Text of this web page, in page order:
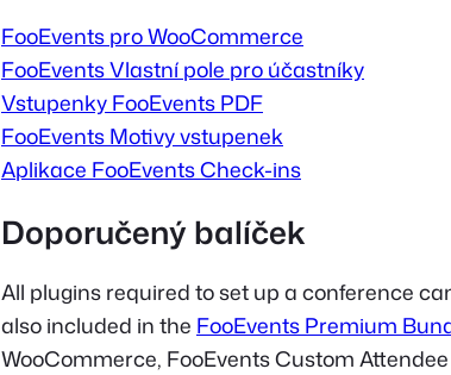
FooEvents pro WooCommerce
FooEvents Vlastní pole pro účastníky
Vstupenky FooEvents PDF
FooEvents Motivy vstupenek
Aplikace FooEvents Check-ins
Doporučený balíček
All plugins required to set up a conference
also included in the FooEvents Premium
WooCommerce, FooEvents Custom